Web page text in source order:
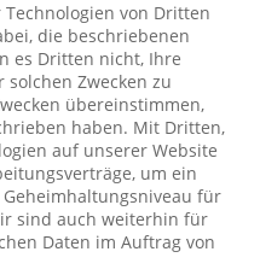
von Dritten
die beschriebenen
es Dritten nicht, Ihre
solchen Zwecken zu
übereinstimmen,
haben. Mit Dritten,
auf unserer Website
um ein
für
sind auch weiterhin für
Daten im Auftrag von